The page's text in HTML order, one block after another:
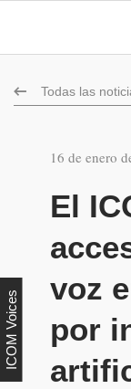
Todas las
16 de enero
ICOM Voices
El
voz
por